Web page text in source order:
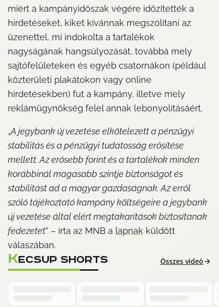
miért a kampányidőszak végére időzítették a
hirdetéseket, kiket kívánnak megszólítani az
üzenettel, mi indokolta a tartalékok
nagyságának hangsúlyozását, továbbá mely
sajtófelületeken és egyéb csatornákon (például
közterületi plakátokon vagy online
hirdetésekben) fut a kampány, illetve mely
reklámügynökség felel annak lebonyolításáért.
„A jegybank új vezetése elkötelezett a pénzügyi
stabilitás és a pénzügyi tudatosság erősítése
mellett. Az erősebb forint és a tartalékok minden
korábbinál magasabb szintje biztonságot és
stabilitást ad a magyar gazdaságnak. Az erről
szóló tájékoztató kampány költségeire a jegybank
új vezetése által elért megtakarítások biztosítanak
fedezetet” – írta az MNB a lapnak küldött
válaszában.
KECSUP SHORTS Összes videó